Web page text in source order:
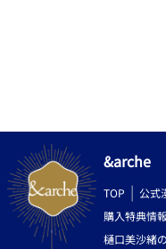
&arche
TOP 公式
購入特典情報
樋口美沙緒